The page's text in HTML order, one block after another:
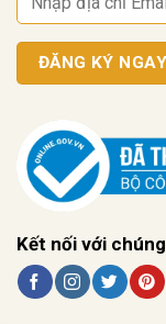
Kết nối với